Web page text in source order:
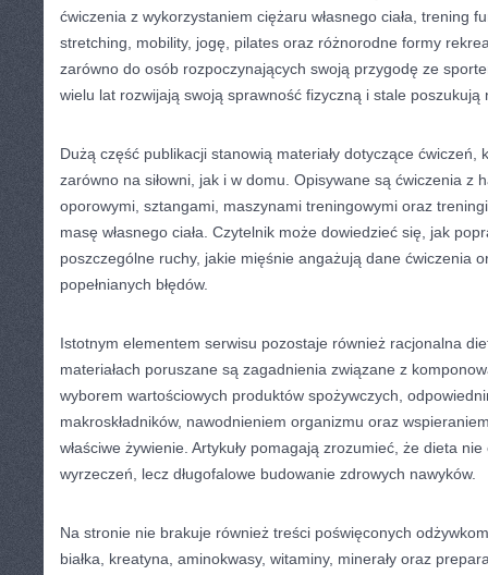
ćwiczenia z wykorzystaniem ciężaru własnego ciała, trening
stretching, mobility, jogę, pilates oraz różnorodne formy
zarówno do osób rozpoczynających swoją przygodę ze
wielu lat rozwijają swoją sprawność fizyczną i stale poszukują
Dużą część publikacji stanowią materiały dotyczące ćwiczeń,
zarówno na siłowni, jak i w domu. Opisywane są ćwiczenia z
oporowymi, sztangami, maszynami treningowymi oraz
masę własnego ciała. Czytelnik może dowiedzieć się, jak
poszczególne ruchy, jakie mięśnie angażują dane ćwiczenia
popełnianych błędów.
Istotnym elementem serwisu pozostaje również racjonalna
materiałach poruszane są zagadnienia związane z
wyborem wartościowych produktów spożywczych,
makroskładników, nawodnieniem organizmu oraz
właściwe żywienie. Artykuły pomagają zrozumieć, że dieta
wyrzeczeń, lecz długofalowe budowanie zdrowych nawyków.
Na stronie nie brakuje również treści poświęconych
białka, kreatyna, aminokwasy, witaminy, minerały oraz